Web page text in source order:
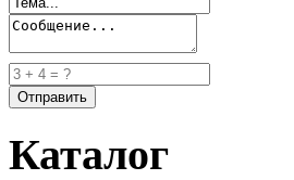
Каталог